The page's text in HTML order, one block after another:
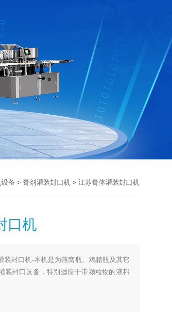
备 > 膏剂灌装封口机> 江苏膏体灌装封口机
口机
装封口机-本机是为燕窝瓶、鸡精瓶及其它
装封口设备，特别适应于带颗粒物的液料